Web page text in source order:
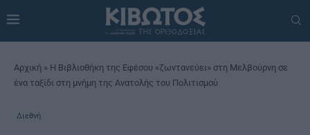
Αρχική » Η Βιβλιοθήκη της Εφέσου «ζωντανεύει» στη Μελβούρνη σε
ένα ταξίδι στη μνήμη της Ανατολής του Πολιτισμού
Διεθνή